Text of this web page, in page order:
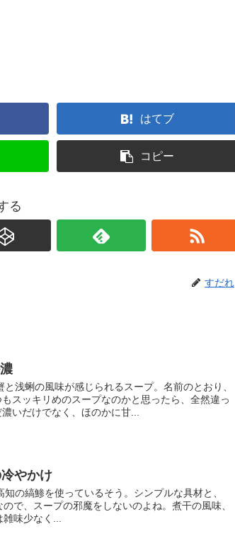
はてブ
コピー
る
すだれ
浅蜊の風味が感じられるスープ。名前のとおり、
スッキリめのスープなのかと思ったら、全然違っ
いだけでなく、ほのかに甘...
やかけ
の縞鯵を使っているそう。シンプルな具材と、
で、スープの邪魔をしないのよね。煮干の風味、
味少なく...